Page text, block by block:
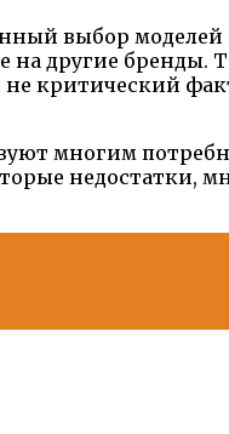
выбор
другие бренды.
не критический
многим
недостатки,